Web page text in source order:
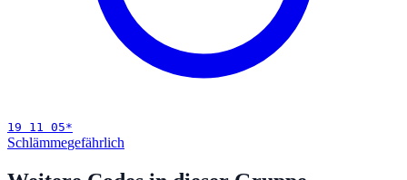
19 11 05*
Schlämmegefährlich